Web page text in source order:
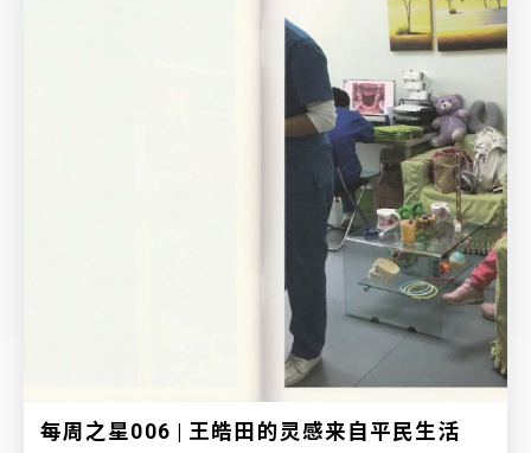
每周之星006 | 王皓田的灵感来自平民生活